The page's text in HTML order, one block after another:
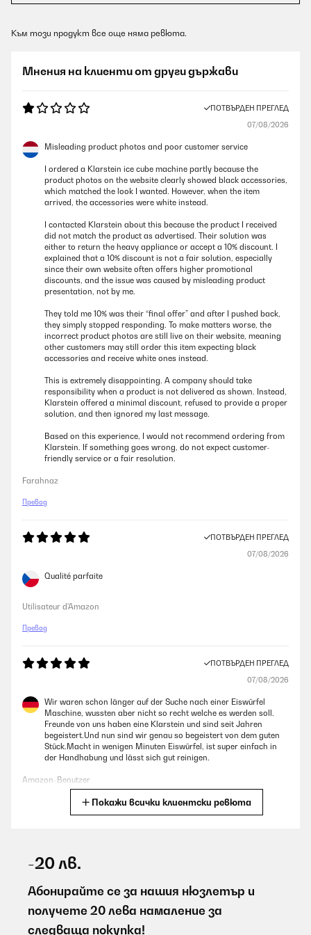
Към този продукт все още няма ревюта.
Мнения на клиенти от други държави
ПОТВЪРДЕН ПРЕГЛЕД
07/08/2026
Misleading product photos and poor customer service
I ordered a Klarstein ice cube machine partly because the
product photos on the website clearly showed black accessories,
which matched the look I wanted. However, when the item
arrived, the accessories were white instead.
I contacted Klarstein about this because the product I received
did not match the product as advertised. Their solution was
either to return the heavy appliance or accept a 10% discount. I
explained that a 10% discount is not a fair solution, especially
since their own website often offers higher promotional
discounts, and the issue was caused by misleading product
presentation, not by me.
They told me 10% was their “final offer” and after I pushed back,
they simply stopped responding. To make matters worse, the
incorrect product photos are still live on their website, meaning
other customers may still order this item expecting black
accessories and receive white ones instead.
This is extremely disappointing. A company should take
responsibility when a product is not delivered as shown. Instead,
Klarstein offered a minimal discount, refused to provide a proper
solution, and then ignored my last message.
Based on this experience, I would not recommend ordering from
Klarstein. If something goes wrong, do not expect customer-
friendly service or a fair resolution.
Farahnaz
Превод
ПОТВЪРДЕН ПРЕГЛЕД
07/08/2026
Qualité parfaite
Utilisateur d'Amazon
Превод
ПОТВЪРДЕН ПРЕГЛЕД
07/08/2026
Wir waren schon länger auf der Suche nach einer Eiswürfel
Maschine, wussten aber nicht so recht welche es werden soll.
Freunde von uns haben eine Klarstein und sind seit Jahren
begeistert.Und nun sind wir genau so begeistert von dem guten
Stück.Macht in wenigen Minuten Eiswürfel, ist super einfach in
der Handhabung und lässt sich gut reinigen.
Amazon-Benutzer
Превод
Покажи всички клиентски ревюта
-20 лв.
Абонирайте се за нашия нюзлетър и
получете 20 лева намаление за
следваща покупка!